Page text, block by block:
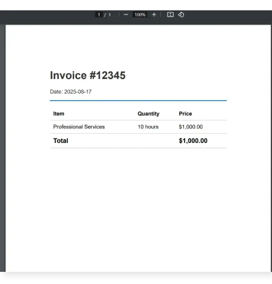
ht: bold; font-size: 1.2em; }
                    <h1>Invoice #12345
</h1>
                    <p>Date: "
+
DateT
Now "yyyy-MM-dd" +
@"</p
                </div>
                <div class='invoice-de